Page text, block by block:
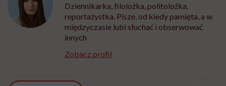
Dziennikarka, filolożka, politolożka,
reportażystka. Pisze, od kiedy pamięta, a w
międzyczasie lubi słuchać i obserwować
innych
Zobacz profil